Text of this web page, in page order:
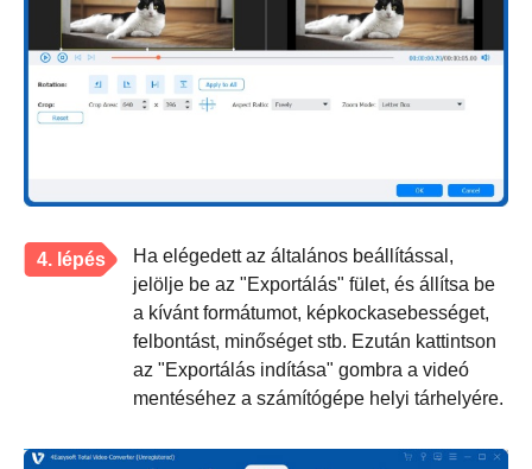
4. lépés
Ha elégedett az általános beállítással,
jelölje be az "Exportálás" fület, és állítsa be
a kívánt formátumot, képkockasebességet,
felbontást, minőséget stb. Ezután kattintson
az "Exportálás indítása" gombra a videó
mentéséhez a számítógépe helyi tárhelyére.